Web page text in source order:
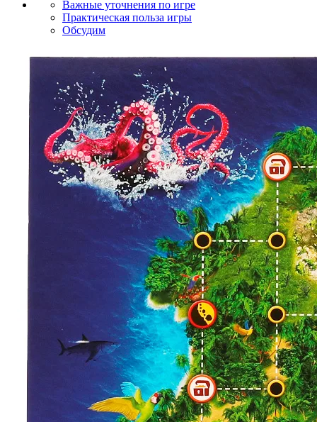
Важные уточнения по игре
Практическая польза игры
Обсудим